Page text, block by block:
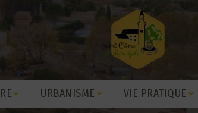
URBANISME VIE PRATIQUE